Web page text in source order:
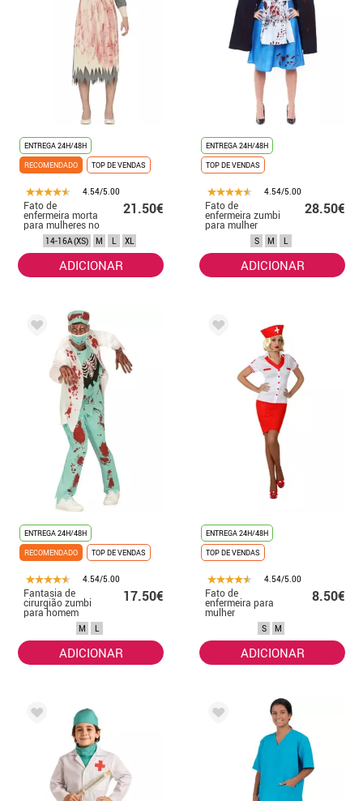
ENTREGA 24H/48H
RECOMENDADO
TOP DE VENDAS
4.54/5.00
Fato de
enfermeira morta
para mulheres no
Dia das Bruxas
21.50€
14-16A (XS) M L XL
ADICIONAR
ENTREGA 24H/48H
TOP DE VENDAS
4.54/5.00
Fato de
enfermeira zumbi
para mulher
28.50€
S M L
ADICIONAR
ENTREGA 24H/48H
RECOMENDADO
TOP DE VENDAS
4.54/5.00
Fantasia de
cirurgião zumbi
para homem
17.50€
M L
ADICIONAR
ENTREGA 24H/48H
TOP DE VENDAS
4.54/5.00
Fato de
enfermeira para
mulher
8.50€
S M
ADICIONAR